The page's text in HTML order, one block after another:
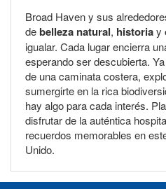
Broad Haven y sus
debelleza natural, historiay
igualar. Cada lugar encierra
esperando ser descubierta.
de una caminata costera,
sumergirte en la rica
hay algo para cada interés.
disfrutar de la auténtica
recuerdos memorables en
Unido.